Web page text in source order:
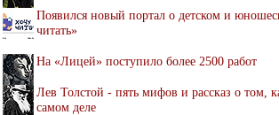
Появился новый портал о детском и
читать»
На «Лицей» поступило более 2500 работ
Лев Толстой - пять мифов и рассказ о том,
самом деле